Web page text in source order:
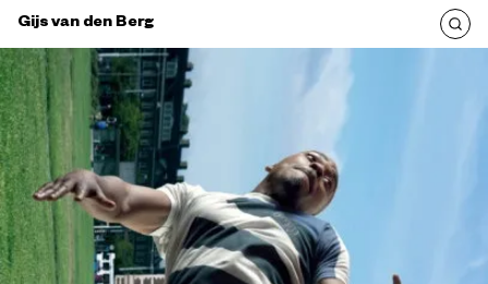
Gijs van den Berg